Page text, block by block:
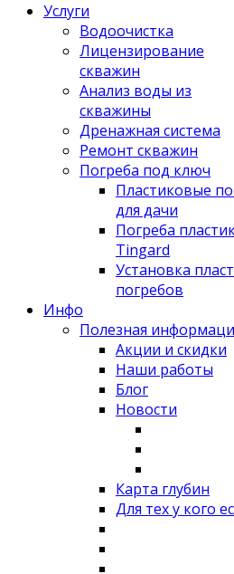
Услуги
Водоочистка
Лицензирование
скважин
Анализ воды из
скважины
Дренажная система
Ремонт скважин
Погреба под ключ
Пластиковые
для дачи
Погреба
Tingard
Установка
погребов
Инфо
Полезная
Акции и скидки
Наши работы
Блог
Новости
Карта глубин
Для тех у кого